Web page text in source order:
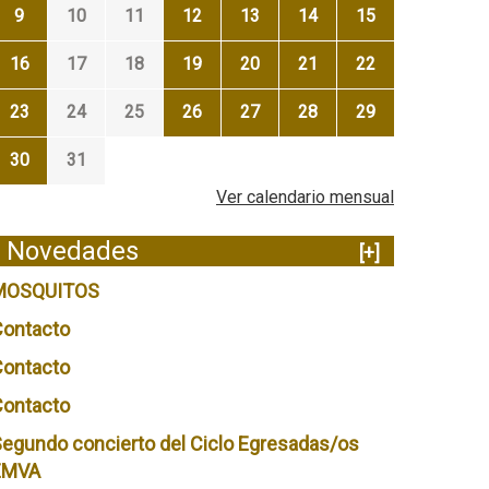
9 10 11 12 13 14 15
16 17 18 19 20 21 22
23 24 25 26 27 28 29
30
31
Ver calendario mensual
Novedades
[+]
concierto del Ciclo Egresadas/os